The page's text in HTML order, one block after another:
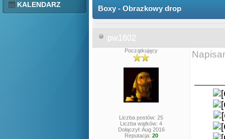
KALENDARZ Boxy - Obrazkowy drop
pw1602
Początkujący
Liczba postów: 25
Liczba wątków: 4
Dołączył: Aug 2016
Reputacja: 20